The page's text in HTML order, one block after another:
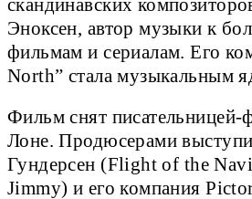
скандинавских
Эноксен, автор музыки к
фильмам и сериалам. Его
North” стала музыкальным
Фильм снят писательницей-
Лоне. Продюсерами
Гундерсен (Flight of the
Jimmy) и его компания